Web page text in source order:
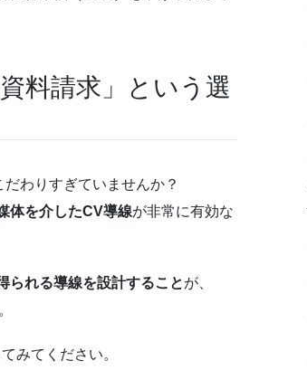
料請求」という選
わりすぎていませんか？
体を介したCV導線が非常に有効な
られる導線を設計することが、
みてください。